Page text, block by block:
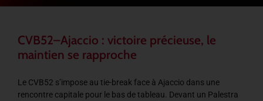
CVB52–Ajaccio : victoire précieuse, le
maintien se rapproche
Le CVB52 s’impose au tie-break face à Ajaccio dans une
rencontre capitale pour le bas de tableau. Devant un Palestra